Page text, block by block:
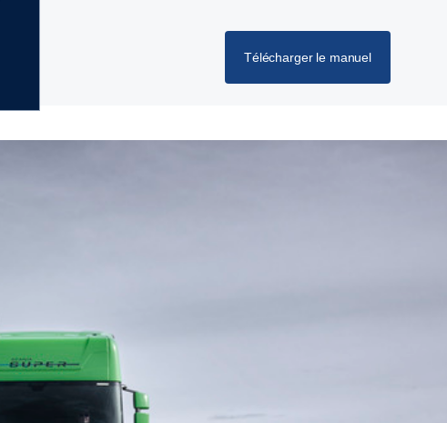
Télécharger le manuel